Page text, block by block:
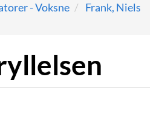
- Voksne
Frank, Niels